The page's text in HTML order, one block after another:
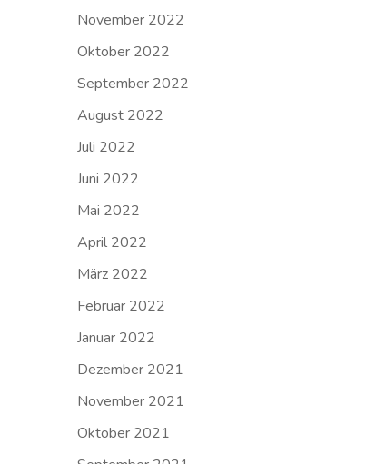
November 2022
Oktober 2022
September 2022
August 2022
Juli 2022
Juni 2022
Mai 2022
April 2022
März 2022
Februar 2022
Januar 2022
Dezember 2021
November 2021
Oktober 2021